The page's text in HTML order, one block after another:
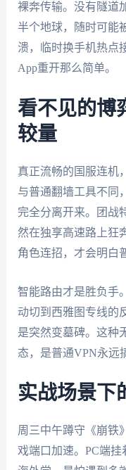
裸奔传输。没有隧道
半个地球，随时可能
溃，临时换手机热点
App重开那么简单。
看不见的博
较量
真正流畅的国服连机
与普通翻墙工具不同
完全分离开来。团战
然在独享高速路上狂
角色连招，才会明白
智能路由才是胜负手
动切到西雅图专线的
是突然变墓碑。这种
态，是普通VPN永远
实战场景下
周三中午蹲守《崩铁
戏端口加速。PC端